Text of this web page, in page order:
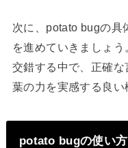
次に、potato bugの具
を進めていきましょ
交錯する中で、正確
葉の力を実感する良い
potato bugの使い